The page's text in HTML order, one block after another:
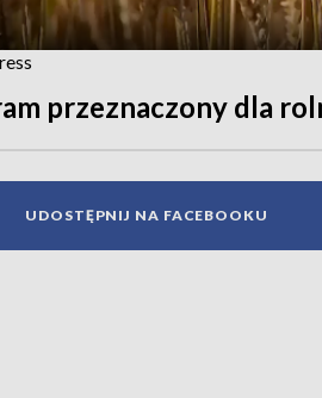
przeznaczony dla
UDOSTĘPNIJ NA FACEBOOKU